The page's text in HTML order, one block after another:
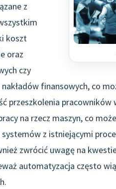
z
koszt
oraz
czy
finansowych, co
przeszkolenia pracowników
na rzecz maszyn, co
z istniejącymi
zwrócić uwagę na
automatyzacja często